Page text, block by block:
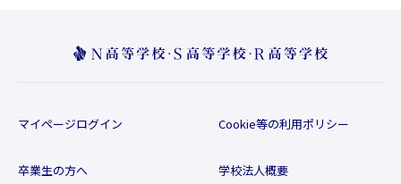
マイページログイン
卒業生の方へ
Cookie等の利用ポリシー
学校法人概要